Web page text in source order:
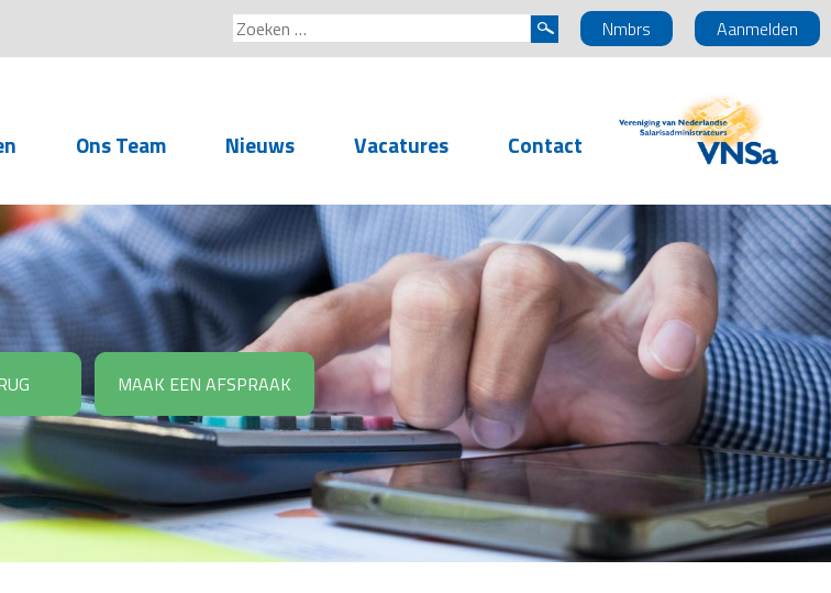
Aanmelden
Nmbrs
Zoeken
naar:
en
Ons Team Nieuws Vacatures Contact
MAAK EEN AFSPRAAK